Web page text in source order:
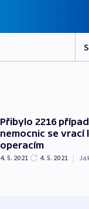
Přibylo 2216
nemocnic se vrací
operacím
4. 5. 2021 4. 5. 2021 |